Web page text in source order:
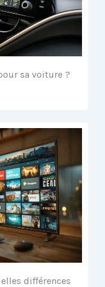
sa voiture ?
différences